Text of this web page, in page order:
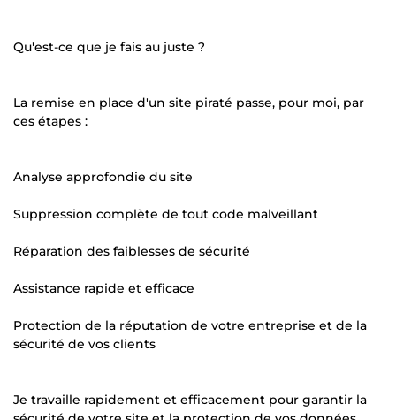
Qu'est-ce que je fais au juste ?
La remise en place d'un site piraté passe, pour moi, par
ces étapes :
Analyse approfondie du site
Suppression complète de tout code malveillant
Réparation des faiblesses de sécurité
Assistance rapide et efficace
Protection de la réputation de votre entreprise et de la
sécurité de vos clients
Je travaille rapidement et efficacement pour garantir la